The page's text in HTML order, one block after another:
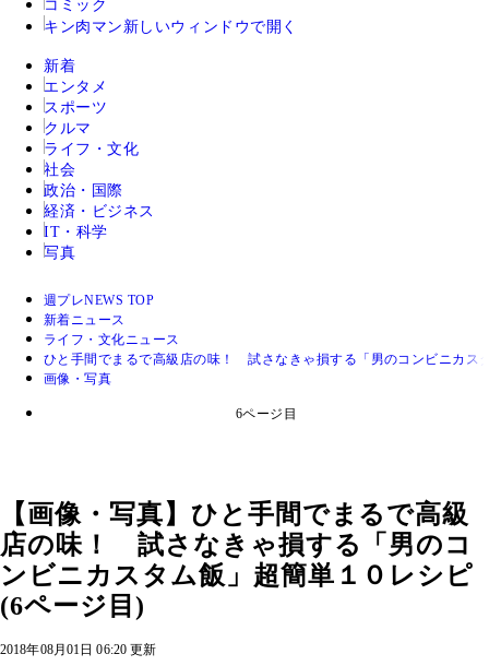
コミック
キン肉マン 新しいウィンドウで開く
新着
エンタメ
スポーツ
クルマ
ライフ・文化
社会
政治・国際
経済・ビジネス
IT・科学
写真
週プレNEWS TOP
新着ニュース
ライフ・文化ニュース
ひと手間でまるで高級店の味！ 試さなきゃ損する「男のコンビニカス
画像・写真
6ページ目
【画像・写真】ひと手間でまるで高級
店の味！ 試さなきゃ損する「男のコ
ンビニカスタム飯」超簡単１０レシピ
(6ページ目)
2018年08月01日 06:20 更新